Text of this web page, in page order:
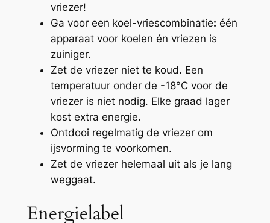
vriezer!
Ga voor een koel-vriescombinatie: één
apparaat voor koelen én vriezen is
zuiniger.
Zet de vriezer niet te koud. Een
temperatuur onder de -18°C voor de
vriezer is niet nodig. Elke graad lager
kost extra energie.
Ontdooi regelmatig de vriezer om
ijsvorming te voorkomen.
Zet de vriezer helemaal uit als je lang
weggaat.
Energielabel